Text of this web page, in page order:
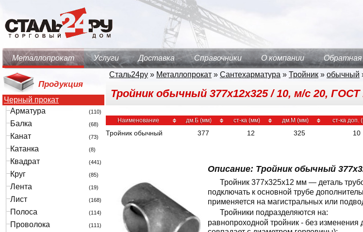
Металлопрокат Услуги Доставка Справочники О компании Обратная
Продукция
Черный прокат
Арматура
(110)
Балка (68)
Канат (73)
Катанка (8)
Квадрат (441)
Круг (85)
Лента (19)
Лист (168)
Полоса (114)
Проволока (111)
Сталь24ру » Металлопрокат » Сантехарматура » Тройник » обычный
Тройник обычный 377х12х325 / 10, м/с 20, ГОСТ
Наименование дм.Б (мм) ст-ка (мм) дм.М (мм) ст-ка доп.
Тройник обычный 377 12 325 10
Описание: Тройник обычный
Тройник 377x325x12 мм — деталь
подключать к основной трубе
применяется на магистральных или
Тройники подразделяются на:
равнопроходной тройник - без изменения